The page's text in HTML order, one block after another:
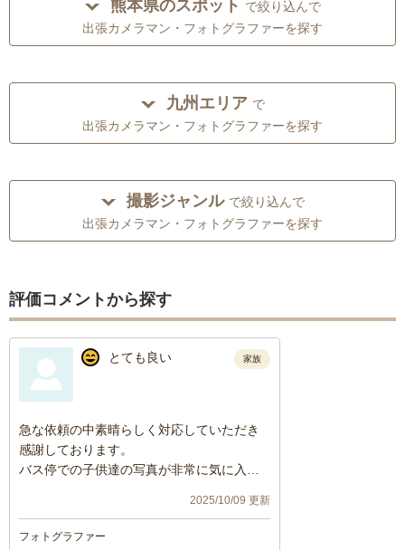
熊本県のスポット で絞り込んで
出張カメラマン・フォトグラファーを探す
九州エリア で
出張カメラマン・フォトグラファーを探す
撮影ジャンル で絞り込んで
出張カメラマン・フォトグラファーを探す
評価コメントから探す
とても良い 家族
急な依頼の中素晴らしく対応していただき
感謝しております。
バス停での子供達の写真が非常に気に入っ
2025/10/09 更新
フォトグラファー